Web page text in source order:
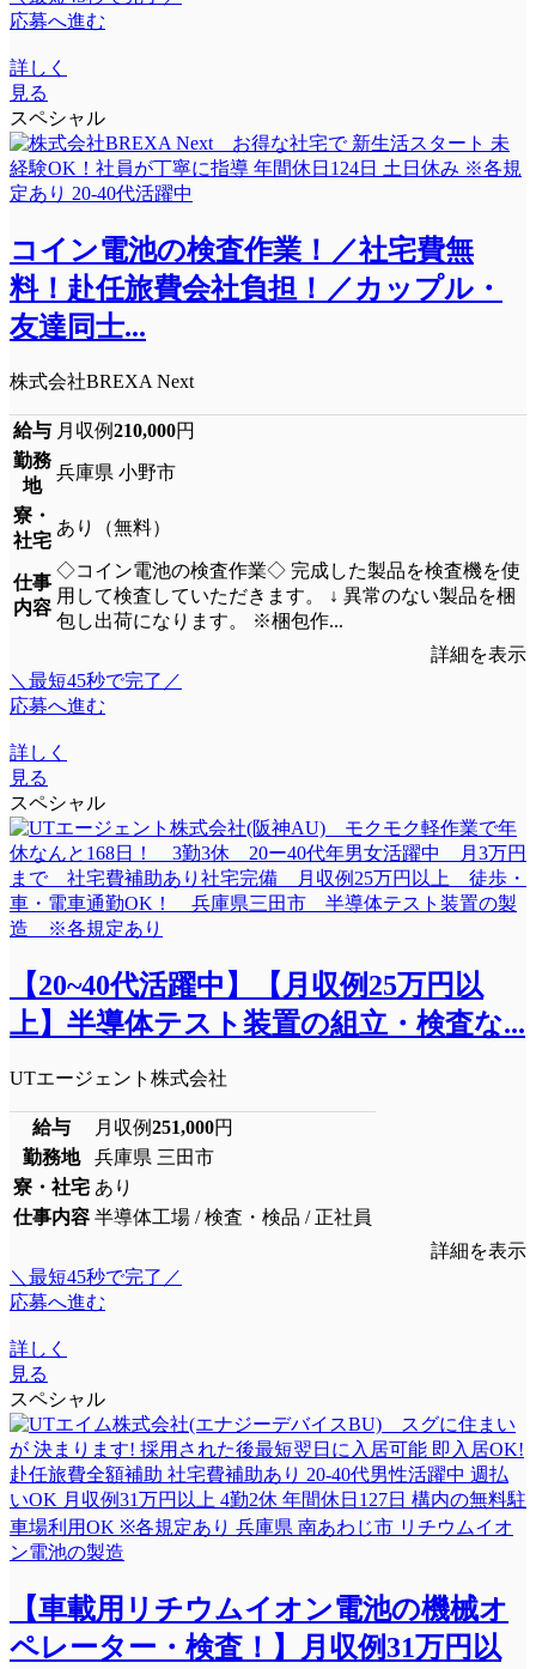
応募へ進む
詳しく
見る
スペシャル
コイン電池の検査作業！／社宅費無
料！赴任旅費会社負担！／カップル・
友達同士...
株式会社BREXA Next
給与 月収例210,000円
勤務
地
兵庫県 小野市
寮・
社宅
あり（無料）
仕事
内容
◇コイン電池の検査作業◇ 完成した製品を検査機を使
用して検査していただきます。 ↓ 異常のない製品を梱
包し出荷になります。 ※梱包作...
詳細を表示
＼最短45秒で完了／
応募へ進む
詳しく
見る
スペシャル
【20~40代活躍中】【月収例25万円以
上】半導体テスト装置の組立・検査な...
UTエージェント株式会社
給与 月収例251,000円
勤務地
兵庫県 三田市
寮・社宅 あり
仕事内容 半導体工場 / 検査・検品 / 正社員
詳細を表示
＼最短45秒で完了／
応募へ進む
詳しく
見る
スペシャル
【車載用リチウムイオン電池の機械オ
ペレーター・検査！】月収例31万円以